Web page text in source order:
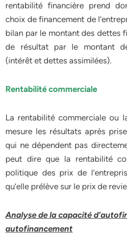
rentabilité financière prend
choix de financement de
bilan par le montant des dettes
de résultat par le montant
(intérêt et dettes assimilées).
Rentabilité commerciale
La rentabilité commerciale ou
mesure les résultats après
qui ne dépendent pas
peut dire que la rentabilité
politique des prix de
qu’elle prélève sur le prix de
Analyse de la capacité
autofinancement